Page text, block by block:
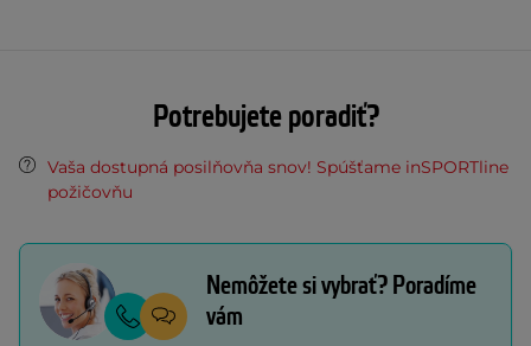
Potrebujete poradiť?
Vaša dostupná posilňovňa snov! Spúšťame inSPORTline
požičovňu
Nemôžete si vybrať? Poradíme
vám